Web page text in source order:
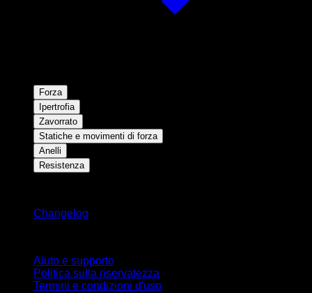
Forza
Ipertrofia
Zavorrato
Statiche e movimenti di forza
Anelli
Resistenza
Changelog
Aiuto e supporto
Politica sulla riservatezza
Termini e condizioni d'uso